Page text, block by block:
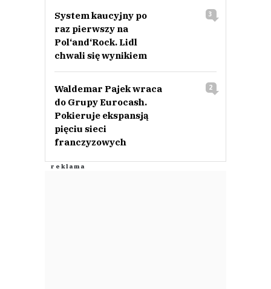
System kaucyjny po
raz pierwszy na
Pol‘and‘Rock. Lidl
chwali się wynikiem
3
Waldemar Pajek wraca
do Grupy Eurocash.
Pokieruje ekspansją
pięciu sieci
franczyzowych
2